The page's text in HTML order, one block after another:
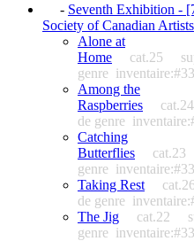
- Seventh Exhibition -
Society of Canadian Artists
Alone at
Home
cat.25
genre
Among the
Raspberries
cat.24
de genre
Catching
Butterflies
cat.23
genre
Taking Rest
de genre
The Jig
cat.22
genre